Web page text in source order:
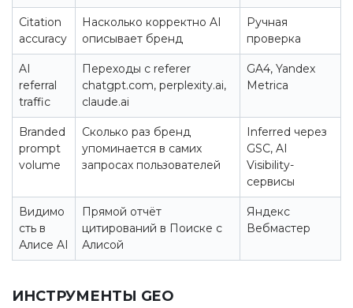
Citation
accuracy
Насколько корректно AI
описывает бренд
Ручная
проверка
AI
referral
traffic
Переходы с referer
chatgpt.com, perplexity.ai,
claude.ai
GA4, Yandex
Metrica
Branded
prompt
volume
Сколько раз бренд
упоминается в самих
запросах пользователей
Inferred через
GSC, AI
Visibility-
сервисы
Видимо
сть в
Алисе AI
Прямой отчёт
цитирований в Поиске с
Алисой
Яндекс
Вебмастер
ИНСТРУМЕНТЫ GEO